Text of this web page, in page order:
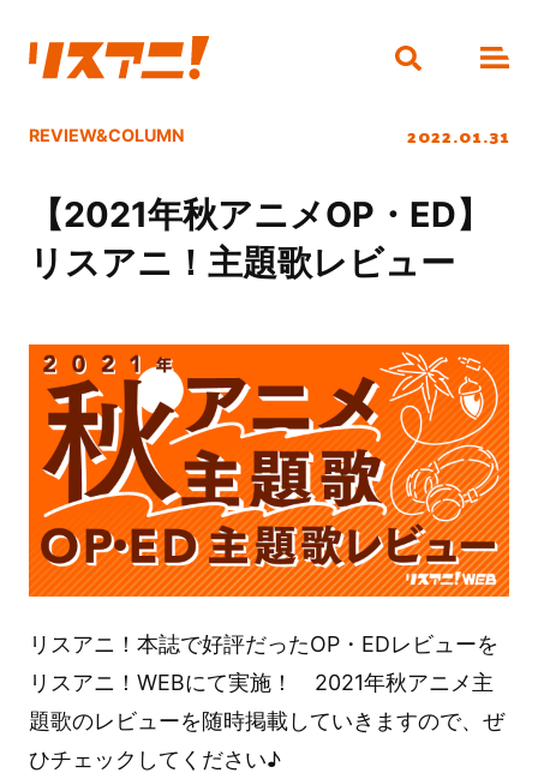
REVIEW&COLUMN 2022.01.31
【2021年秋アニメOP・ED】
リスアニ！主題歌レビュー
リスアニ！本誌で好評だったOP・EDレビューを
リスアニ！WEBにて実施！ 2021年秋アニメ主
題歌のレビューを随時掲載していきますので、ぜ
ひチェックしてください♪